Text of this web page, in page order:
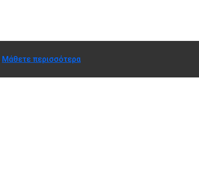
Μάθετε περισσότερα